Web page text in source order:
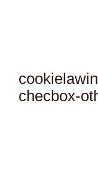
checbox-